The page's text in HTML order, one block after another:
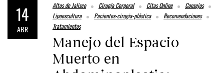
14
ABR
Altos de Jalisco Cirugía Corporal Citas Online
Consejos
Lipoescultura
Pacientes-cirugia-plástica
Recomendaciones
Tratamientos
Manejo del Espacio
Muerto en